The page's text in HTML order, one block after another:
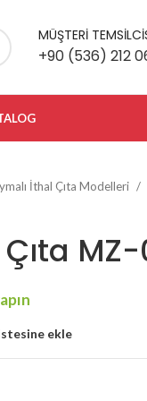
MÜŞTERİ
+90 (536) 212
İthal Çıta Modelleri
ekle